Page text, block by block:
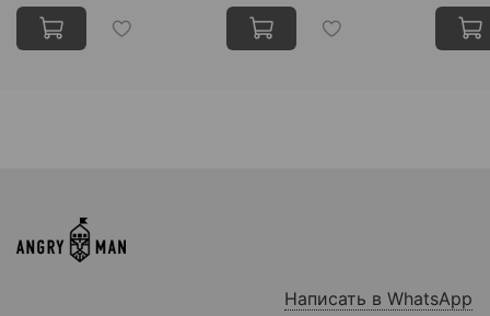
Написать в WhatsApp